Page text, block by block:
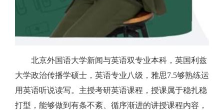
北京外国语大学新闻与英语双专业本科，英国利兹
大学政治传播学硕士，英语专业八级，雅思7.5够熟练运
用英语听说读写。主授考研英语课程，授课属于稳扎稳
打型，能够做到有条不紊、循序渐进的讲授课程内容，